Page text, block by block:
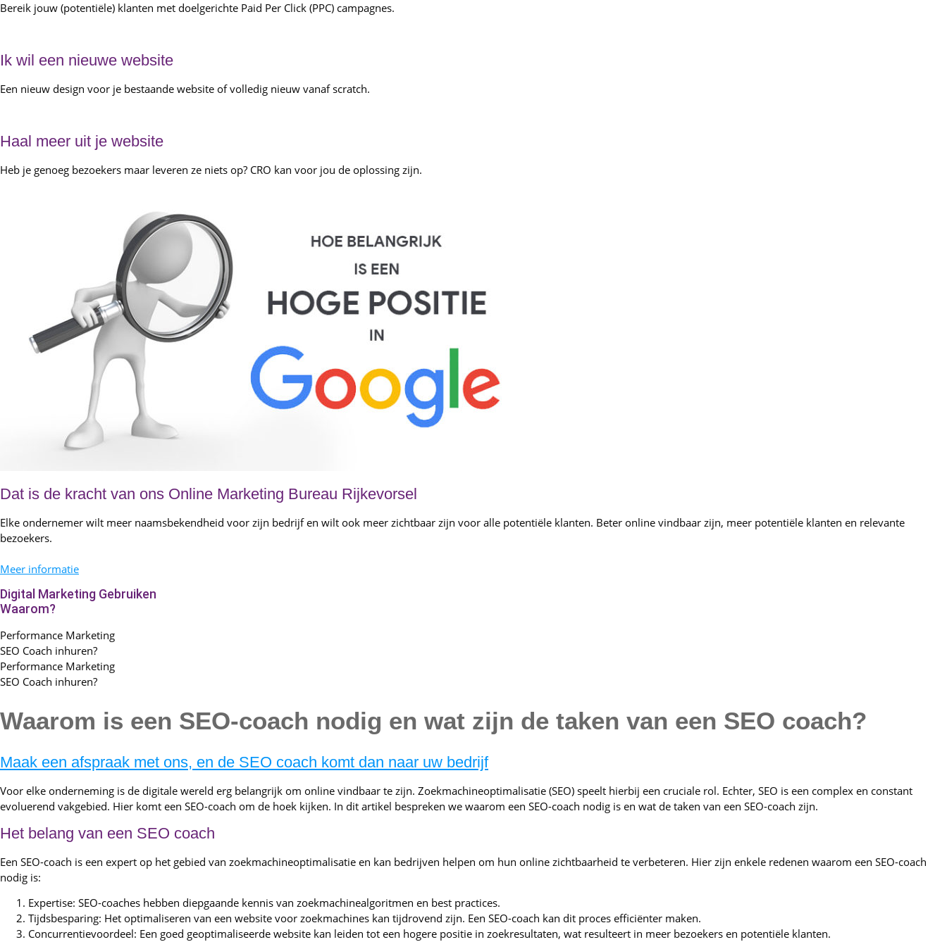
Bereik jouw (potentiële) klanten met doelgerichte Paid Per Click (PPC) campagnes.
Ik wil een nieuwe website
Een nieuw design voor je bestaande website of volledig nieuw vanaf scratch.
Haal meer uit je website
Heb je genoeg bezoekers maar leveren ze niets op? CRO kan voor jou de oplossing zijn.
Dat is de kracht van ons Online Marketing Bureau Rijkevorsel
Elke ondernemer wilt meer naamsbekendheid voor zijn bedrijf en wilt ook meer zichtbaar zijn voor alle potentiële klanten. Beter online vindbaar zijn, meer potentiële klanten en relevante
bezoekers.
Meer informatie
Digital Marketing Gebruiken
Waarom?
Performance Marketing
SEO Coach inhuren?
Performance Marketing
SEO Coach inhuren?
Waarom is een SEO-coach nodig en wat zijn de taken van een SEO coach?
Maak een afspraak met ons, en de SEO coach komt dan naar uw bedrijf
Voor elke onderneming is de digitale wereld erg belangrijk om online vindbaar te zijn. Zoekmachineoptimalisatie (SEO) speelt hierbij een cruciale rol. Echter, SEO is een complex en constant
evoluerend vakgebied. Hier komt een SEO-coach om de hoek kijken. In dit artikel bespreken we waarom een SEO-coach nodig is en wat de taken van een SEO-coach zijn.
Het belang van een SEO coach
Een SEO-coach is een expert op het gebied van zoekmachineoptimalisatie en kan bedrijven helpen om hun online zichtbaarheid te verbeteren. Hier zijn enkele redenen waarom een SEO-coach
nodig is:
Expertise: SEO-coaches hebben diepgaande kennis van zoekmachinealgoritmen en best practices.
Tijdsbesparing: Het optimaliseren van een website voor zoekmachines kan tijdrovend zijn. Een SEO-coach kan dit proces efficiënter maken.
Concurrentievoordeel: Een goed geoptimaliseerde website kan leiden tot een hogere positie in zoekresultaten, wat resulteert in meer bezoekers en potentiële klanten.